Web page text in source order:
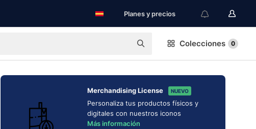
Planes y precios
Colecciones 0
Merchandising License NUEVO
Personaliza tus productos físicos y
digitales con nuestros iconos
Más información